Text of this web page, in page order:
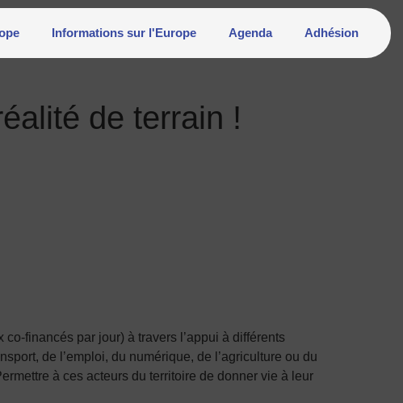
Informations sur l'Europe Agenda Adhésion
de terrain !
financés par jour) à travers l’appui à différents
de l’emploi, du numérique, de l’agriculture ou du
à ces acteurs du territoire de donner vie à leur